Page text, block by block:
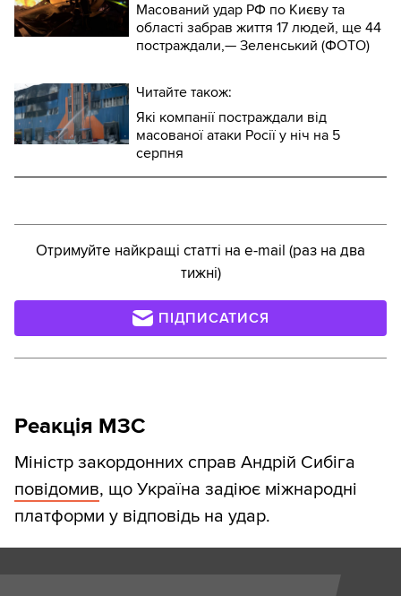
Масований удар РФ по Києву та
області забрав життя 17 людей, ще 44
постраждали,— Зеленський (ФОТО)
Читайте також:
Які компанії постраждали від
масованої атаки Росії у ніч на 5
серпня
Отримуйте найкращі статті на e-mail (раз на два
тижні)
ПІДПИСАТИСЯ
Реакція МЗС
Міністр закордонних справ Андрій Сибіга
повідомив, що Україна задіює міжнародні
платформи у відповідь на удар.